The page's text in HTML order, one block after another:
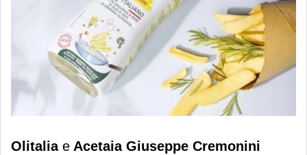
En plein di novità per Olitalia
Olitalia e Acetaia Giuseppe Cremonini